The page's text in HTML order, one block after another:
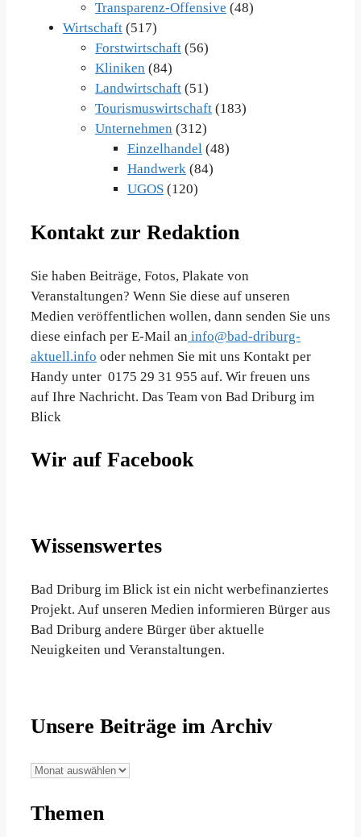
Transparenz-Offensive (48)
Wirtschaft (517)
Forstwirtschaft (56)
Kliniken (84)
Landwirtschaft (51)
Tourismuswirtschaft (183)
Unternehmen (312)
Einzelhandel (48)
Handwerk (84)
UGOS (120)
Kontakt zur Redaktion
Sie haben Beiträge, Fotos, Plakate von
Veranstaltungen? Wenn Sie diese auf unseren
Medien veröffentlichen wollen, dann senden Sie uns
diese einfach per E-Mail an info@bad-driburg-
aktuell.info oder nehmen Sie mit uns Kontakt per
Handy unter 0175 29 31 955 auf. Wir freuen uns
auf Ihre Nachricht. Das Team von Bad Driburg im
Blick
Wir auf Facebook
Wissenswertes
Bad Driburg im Blick ist ein nicht werbefinanziertes
Projekt. Auf unseren Medien informieren Bürger aus
Bad Driburg andere Bürger über aktuelle
Neuigkeiten und Veranstaltungen.
Unsere Beiträge im Archiv
Unsere
im
Themen